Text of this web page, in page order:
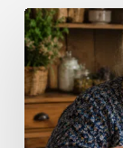
Bien-
être
naturel
:
les